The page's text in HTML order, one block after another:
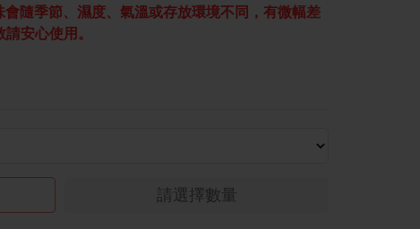
隨季節、濕度、氣溫或存放環境不同，有微幅差
安心使用。
請選擇數量